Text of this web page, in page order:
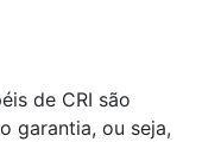
de CRI são
garantia, ou seja,